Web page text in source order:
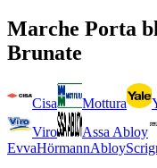
Marche Porta
Brunate
Cisa Mottura
Viro
Assa Abloy
EvvaHörmannAbloy